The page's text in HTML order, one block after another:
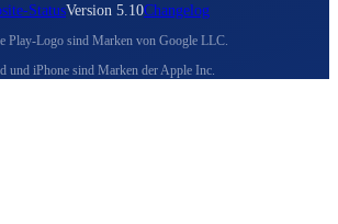
StatusVersion 5.10Changelog
Play-Logo sind Marken von Google LLC.
und iPhone sind Marken der Apple Inc.